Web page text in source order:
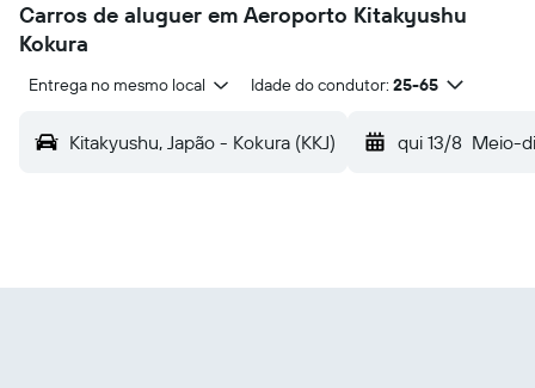
Carros de aluguer em Aeroporto Kitakyushu
Kokura
Entrega no mesmo local Idade do condutor: 25-65
Kitakyushu, Japão - Kokura (KKJ) qui 13/8 Meio-